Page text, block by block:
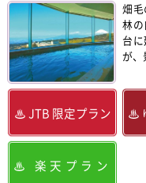
畑
林
台
が、
JTB 限定プラン
楽天プラン